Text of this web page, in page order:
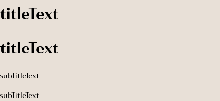
titleText
titleText
subTitleText
subTitleText